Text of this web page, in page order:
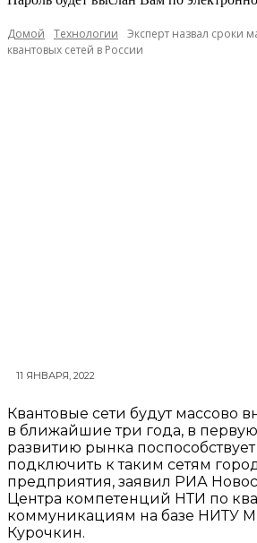
Домой Технологии
Эксперт назвал сроки
квантовых сетей в России
11 ЯНВАРЯ, 2022
Квантовые сети будут массово
в ближайшие три года, в
развитию рынка
подключить к таким сетям
предприятия, заявил РИА
Центра компетенций НТИ по
коммуникациям на базе НИТУ
Курочкин.